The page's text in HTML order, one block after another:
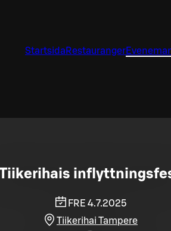
Startsida Restauranger
FRE 4.7.2025
Tiikerihai Tampere